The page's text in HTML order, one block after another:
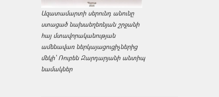
Ազատամարտի սերունդ անունը
ստացած նախաեղեռնյան շրջանի
հայ մտավորականության
ամենավառ ներկայացուցիչներից
մեկի՝ Ռուբեն Զարդարյանի անտիպ
նամակներ